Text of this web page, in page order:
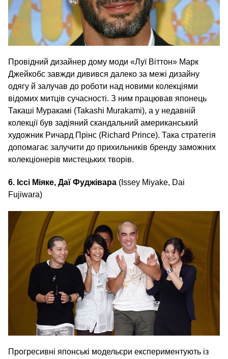
Провідний дизайнер дому моди «Луї Віттон» Марк
Джейкобс завжди дивився далеко за межі дизайну
одягу й залучав до роботи над новими колекціями
відомих митців сучасності. З ним працював японець
Такаші Муракамі (Takashi Murakami), а у недавній
колекції був задіяний скандальний американський
художник Ричард Прінс (Richard Prince). Така стратегія
допомагає залучити до прихильників бренду заможних
колекціонерів мистецьких творів.
6. Іссі Міяке, Даї Фуджівара (Issey Miyake, Dai
Fujiwara)
Прогресивні японські модельєри експериментують із